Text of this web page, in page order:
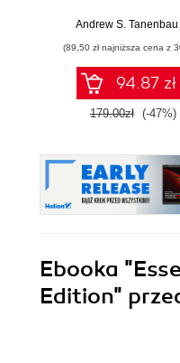
(89,50 zł najniższa cena z
94.87 zł
179.00zł (-47%)
Ebooka
Edition"